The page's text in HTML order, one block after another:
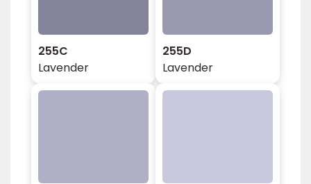
255C
Lavender
255D
Lavender